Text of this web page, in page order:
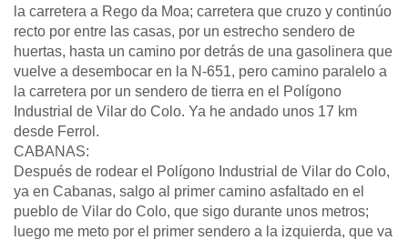
la carretera a Rego da Moa; carretera que cruzo y continúo
recto por entre las casas, por un estrecho sendero de
huertas, hasta un camino por detrás de una gasolinera que
vuelve a desembocar en la N-651, pero camino paralelo a
la carretera por un sendero de tierra en el Polígono
Industrial de Vilar do Colo. Ya he andado unos 17 km
desde Ferrol.
CABANAS:
Después de rodear el Polígono Industrial de Vilar do Colo,
ya en Cabanas, salgo al primer camino asfaltado en el
pueblo de Vilar do Colo, que sigo durante unos metros;
luego me meto por el primer sendero a la izquierda, que va